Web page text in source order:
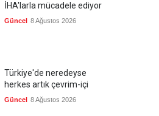
İHA'larla mücadele ediyor
Güncel 8 Ağustos 2026
Türkiye'de neredeyse
herkes artık çevrim-içi
Güncel 8 Ağustos 2026